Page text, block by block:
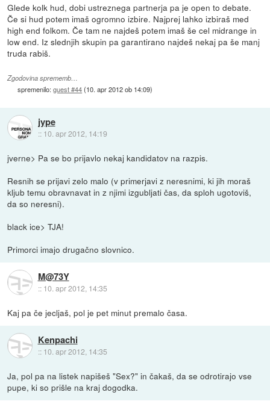
Glede kolk hud, dobi ustreznega partnerja pa je open to debate.
Če si hud potem imaš ogromno izbire. Najprej lahko izbiraš med
high end folkom. Če tam ne najdeš potem imaš še cel midrange in
low end. Iz slednjih skupin pa garantirano najdeš nekaj pa še manj
truda rabiš.
Zgodovina sprememb…
spremenilo:guest #44(10. apr 2012 ob 14:09)
jype
:: 10. apr 2012, 14:19
jverne> Pa se bo prijavlo nekaj kandidatov na razpis.
Resnih se prijavi zelo malo (v primerjavi z neresnimi, ki jih moraš
kljub temu obravnavat in z njimi izgubljati čas, da sploh ugotoviš,
da so neresni).
black ice> TJA!
Primorci imajo drugačno slovnico.
M@73Y
:: 10. apr 2012, 14:35
Kaj pa če jecljaš, pol je pet minut premalo časa.
Kenpachi
:: 10. apr 2012, 14:35
Ja, pol pa na listek napišeš "Sex?" in čakaš, da se odrotirajo vse
pupe, ki so prišle na kraj dogodka.